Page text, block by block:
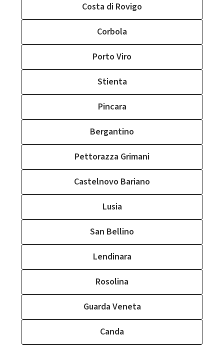
Costa di Rovigo
Corbola
Porto Viro
Stienta
Pincara
Bergantino
Pettorazza Grimani
Castelnovo Bariano
Lusia
San Bellino
Lendinara
Rosolina
Guarda Veneta
Canda